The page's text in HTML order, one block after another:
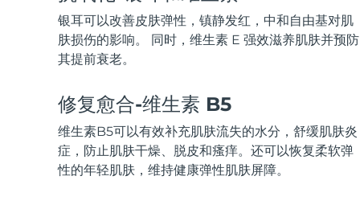
银耳可以改善皮肤弹性，镇静发红，中和自由基对肌
肤损伤的影响。 同时，维生素 E 强效滋养肌肤并预防
其提前衰老。
修复愈合-维生素 B5
维生素B5可以有效补充肌肤流失的水分，舒缓肌肤炎
症，防止肌肤干燥、脱皮和瘙痒。还可以恢复柔软弹
性的年轻肌肤，维持健康弹性肌肤屏障。
All acne treatment devices
All revitalizing eye massagers
KIWI™ 皮肤护理
Advanced pore care essentials
Serum
For healthy hair
issa™ Teeth Whitening Gel
18% PAP
护肤品
全部购买